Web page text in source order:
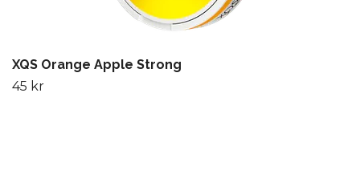
XQS Orange Apple Strong
45 kr